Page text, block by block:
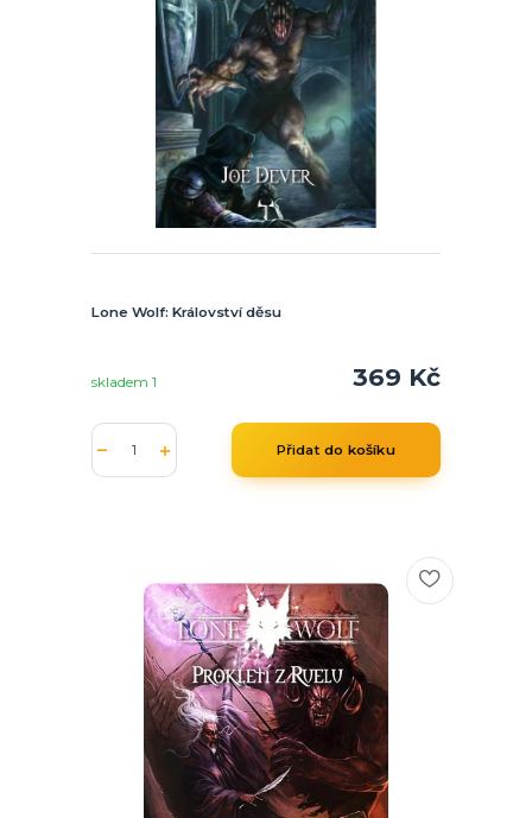
Lone Wolf: Království děsu
369 Kč
skladem 1
Přidat do košíku